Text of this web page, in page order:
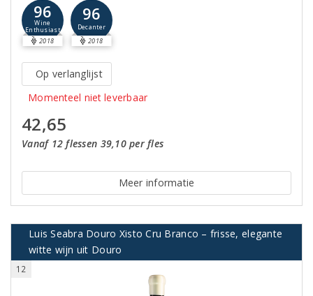
96
Wine
Enthusiast
2018
96
Decanter
2018
Op verlanglijst
Momenteel niet leverbaar
42,65
Vanaf 12 flessen 39,10 per fles
Meer informatie
Luis Seabra Douro Xisto Cru Branco – frisse, elegante
witte wijn uit Douro
12